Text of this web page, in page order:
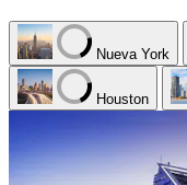
Nueva York
Houston